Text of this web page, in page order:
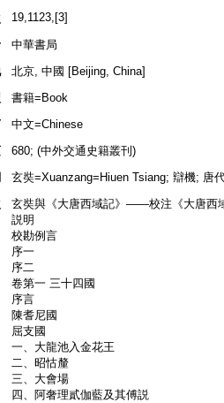
19,1123,[3]
中華書局
北京, 中國 [Beijing, China]
書籍=Book
中文=Chinese
680; (中外交通史籍叢刊)
玄奘=Xuanzang=Hiuen Tsiang; 辯機; 唐
玄奘與《大唐西域記》——校注《大唐西
説明
校勘例言
序一
序二
卷第一 三十四國
序言
陳耆尼國
屈支國
一、大龍池入金花王
二、昭怙釐
三、大會場
四、阿奢理貳伽藍及其傅説